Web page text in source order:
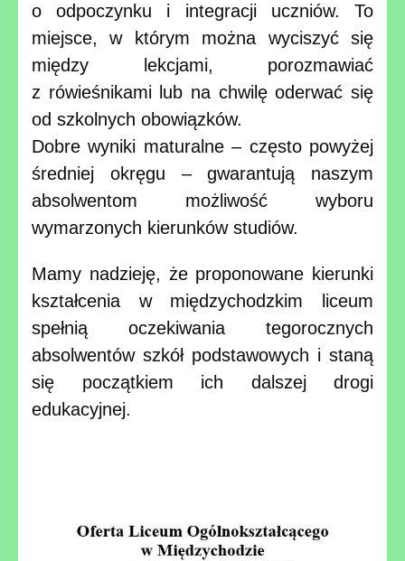
o odpoczynku i integracji uczniów. To
miejsce, w którym można wyciszyć się
między lekcjami, porozmawiać
z rówieśnikami lub na chwilę oderwać się
od szkolnych obowiązków.
Dobre wyniki maturalne – często powyżej
średniej okręgu – gwarantują naszym
absolwentom możliwość wyboru
wymarzonych kierunków studiów.
Mamy nadzieję, że proponowane kierunki
kształcenia w międzychodzkim liceum
spełnią oczekiwania tegorocznych
absolwentów szkół podstawowych i staną
się początkiem ich dalszej drogi
edukacyjnej.